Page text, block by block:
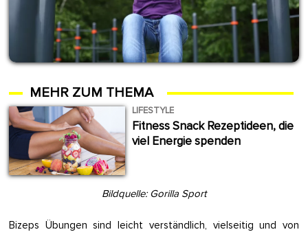
MEHR ZUM THEMA
LIFESTYLE
Fitness Snack Rezeptideen, die
viel Energie spenden
Bildquelle: Gorilla Sport
Bizeps Übungen sind leicht verständlich, vielseitig und von